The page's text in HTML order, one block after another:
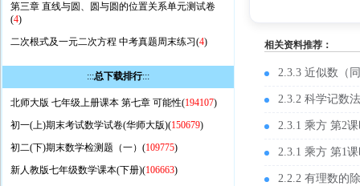
第三章 直线与圆、圆与圆的位置关系单元测试卷
(4)
二次根式及一元二次方程 中考真题周末练习(4)
:::总下载排行:::
北师大版 七年级上册课本 第七章 可能性(194107)
初一(上)期末考试数学试卷(华师大版)(150679)
初二(下)期末数学检测题（一）(109775)
新人教版七年级数学课本(下册)(106663)
相关资料推荐：
2.3.3 近似数（
2.3.2 科学记数
2.3.1 乘方 第2
2.3.1 乘方 第1
2.2.2 有理数的